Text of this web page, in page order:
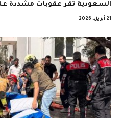
السعودية تُقر عقوبات مشددة
21 أبريل، 2026